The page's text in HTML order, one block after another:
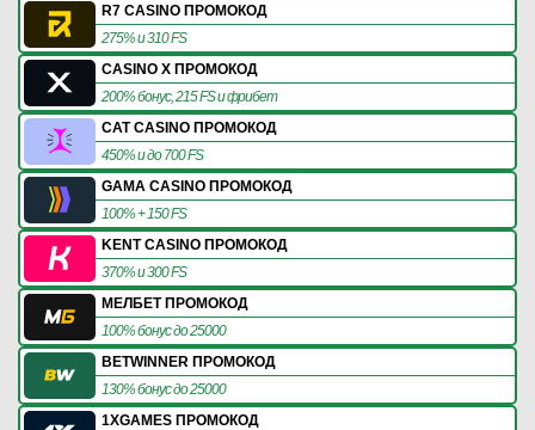
R7 CASINO ПРОМОКОД
275% и 310 FS
CASINO X ПРОМОКОД
200% бонус, 215 FS и фрибет
CAT CASINO ПРОМОКОД
450% и до 700 FS
GAMA CASINO ПРОМОКОД
100% + 150 FS
KENT CASINO ПРОМОКОД
370% и 300 FS
МЕЛБЕТ ПРОМОКОД
100% бонус до 25000
BETWINNER ПРОМОКОД
130% бонус до 25000
1XGAMES ПРОМОКОД